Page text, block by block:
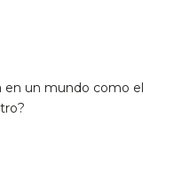
en un mundo como el